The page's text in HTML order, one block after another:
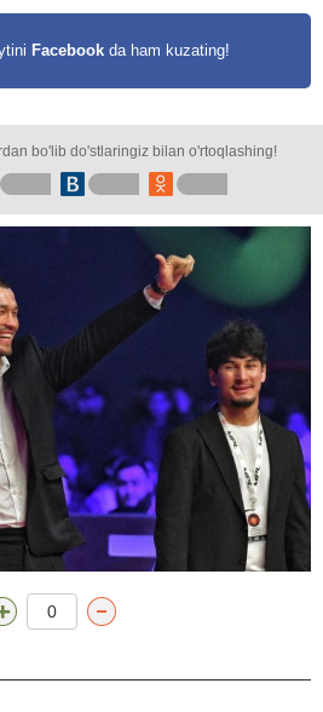
Facebook da ham kuzating!
bo'lib do'stlaringiz bilan o'rtoqlashing!
0